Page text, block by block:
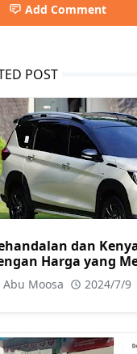
Add Comment
POST
dan
Harga yang
Abu Moosa 2024/7/9